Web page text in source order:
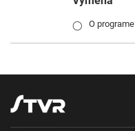
◯ O programe